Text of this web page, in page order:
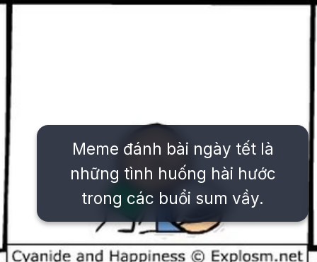
Meme đánh bài ngày tết là
những tình huống hài hước
trong các buổi sum vầy.